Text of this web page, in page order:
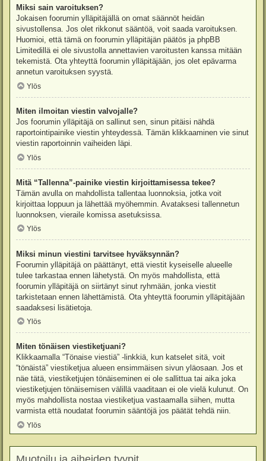
Miksi sain varoituksen?
Jokaisen foorumin ylläpitäjällä on omat säännöt heidän
sivustollensa. Jos olet rikkonut sääntöä, voit saada varoituksen.
Huomioi, että tämä on foorumin ylläpitäjän päätös ja phpBB
Limitedillä ei ole sivustolla annettavien varoitusten kanssa mitään
tekemistä. Ota yhteyttä foorumin ylläpitäjään, jos olet epävarma
annetun varoituksen syystä.
Ylös
Miten ilmoitan viestin valvojalle?
Jos foorumin ylläpitäjä on sallinut sen, sinun pitäisi nähdä
raportointipainike viestin yhteydessä. Tämän klikkaaminen vie sinut
viestin raportoinnin vaiheiden läpi.
Ylös
Mitä “Tallenna”-painike viestin kirjoittamisessa tekee?
Tämän avulla on mahdollista tallentaa luonnoksia, jotka voit
kirjoittaa loppuun ja lähettää myöhemmin. Avataksesi tallennetun
luonnoksen, vieraile komissa asetuksissa.
Ylös
Miksi minun viestini tarvitsee hyväksynnän?
Foorumin ylläpitäjä on päättänyt, että viestit kyseiselle alueelle
tulee tarkastaa ennen lähetystä. On myös mahdollista, että
foorumin ylläpitäjä on siirtänyt sinut ryhmään, jonka viestit
tarkistetaan ennen lähettämistä. Ota yhteyttä foorumin ylläpitäjään
saadaksesi lisätietoja.
Ylös
Miten tönäisen viestiketjuani?
Klikkaamalla “Tönaise viestiä” -linkkiä, kun katselet sitä, voit
“tönäistä” viestiketjua alueen ensimmäisen sivun yläosaan. Jos et
näe tätä, viestiketjujen tönäiseminen ei ole sallittua tai aika joka
viestiketjujen tönäisemisen välillä vaaditaan ei ole vielä kulunut. On
myös mahdollista nostaa viestiketjua vastaamalla siihen, mutta
varmista että noudatat foorumin sääntöjä jos päätät tehdä niin.
Ylös